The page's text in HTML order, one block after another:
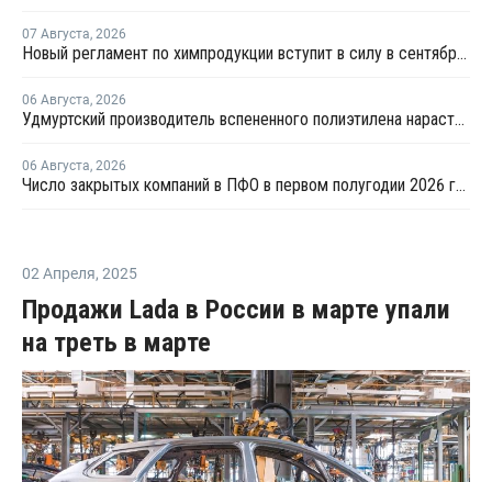
07 Августа, 2026
Новый регламент по химпродукции вступит в силу в сентябре 2027 года
06 Августа, 2026
Удмуртский производитель вспененного полиэтилена нарастит выпуск на 15%
06 Августа, 2026
Число закрытых компаний в ПФО в первом полугодии 2026 года вдвое превысило число новых
02 Апреля, 2025
Продажи Lada в России в марте упали
на треть в марте